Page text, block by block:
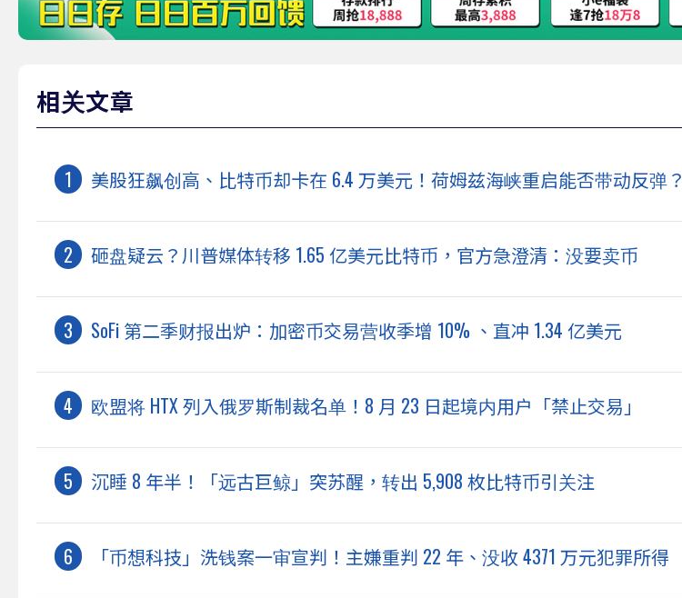
相关文章
美股狂飙创高、比特币却卡在 6.4 万美元！荷姆兹海峡重启能否带动反弹？
砸盘疑云？川普媒体转移 1.65 亿美元比特币，官方急澄清：没要卖币
SoFi 第二季财报出炉：加密币交易营收季增 10% 、直冲 1.34 亿美元
欧盟将 HTX 列入俄罗斯制裁名单！8 月 23 日起境内用户「禁止交易」
沉睡 8 年半！「远古巨鲸」突苏醒，转出 5,908 枚比特币引关注
「币想科技」洗钱案一审宣判！主嫌重判 22 年、没收 4371 万元犯罪所得